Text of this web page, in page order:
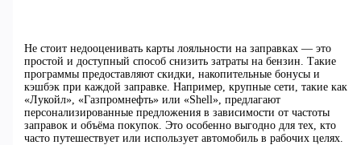
Не стоит недооценивать карты лояльности на заправках — это
простой и доступный способ снизить затраты на бензин. Такие
программы предоставляют скидки, накопительные бонусы и
кэшбэк при каждой заправке. Например, крупные сети, такие как
«Лукойл», «Газпромнефть» или «Shell», предлагают
персонализированные предложения в зависимости от частоты
заправок и объёма покупок. Это особенно выгодно для тех, кто
часто путешествует или использует автомобиль в рабочих целях.